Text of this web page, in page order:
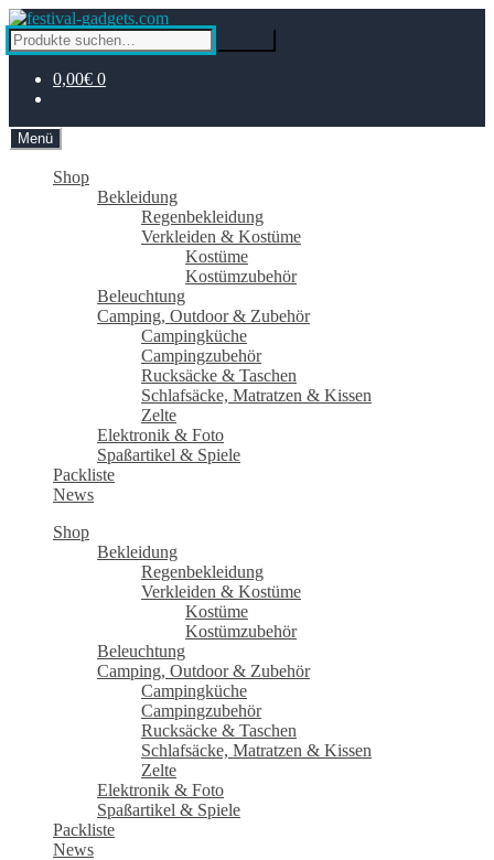
Zur
Navigation
springen
Zum
Inhalt
springen
Suche
nach:
0,00€ 0
Menü
Shop
Bekleidung
Regenbekleidung
Verkleiden & Kostüme
Kostüme
Kostümzubehör
Beleuchtung
Camping, Outdoor & Zubehör
Campingküche
Campingzubehör
Rucksäcke & Taschen
Schlafsäcke, Matratzen & Kissen
Zelte
Elektronik & Foto
Spaßartikel & Spiele
Packliste
News
Shop
Bekleidung
Regenbekleidung
Verkleiden & Kostüme
Kostüme
Kostümzubehör
Beleuchtung
Camping, Outdoor & Zubehör
Campingküche
Campingzubehör
Rucksäcke & Taschen
Schlafsäcke, Matratzen & Kissen
Zelte
Elektronik & Foto
Spaßartikel & Spiele
Packliste
News